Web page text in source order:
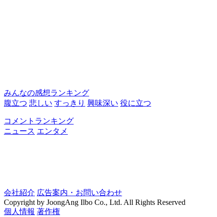
みんなの感想ランキング
腹立つ 悲しい すっきり 興味深い 役に立つ
コメントランキング
ニュース エンタメ
会社紹介 広告案内・お問い合わせ
Copyright by JoongAng Ilbo Co., Ltd. All Rights Reserved
個人情報 著作権